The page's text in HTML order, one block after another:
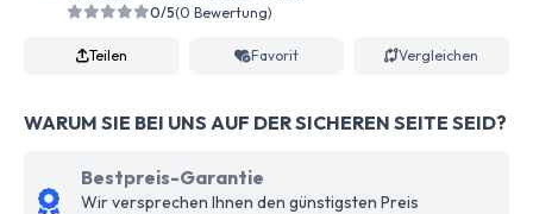
0/5(0 Bewertung)
Teilen Favorit Vergleichen
WARUM SIE BEI UNS AUF DER SICHEREN SEITE SEID?
Bestpreis-Garantie
Wir versprechen Ihnen den günstigsten Preis